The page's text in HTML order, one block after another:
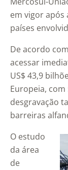
em vigor após
países
De acordo
acessar
US$ 43,9
Europeia,
desgravação
barreiras
O estudo
da área
de